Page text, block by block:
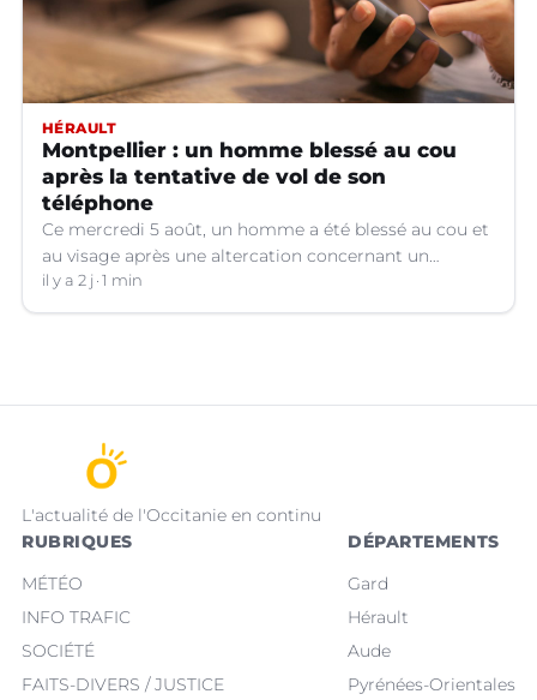
HÉRAULT
Montpellier : un homme blessé au cou
après la tentative de vol de son
téléphone
Ce mercredi 5 août, un homme a été blessé au cou et
au visage après une altercation concernant un
téléphone portable à Montpellier (Hérault).
il y a 2 j 1 min
L'actualité de l'Occitanie en continu
RUBRIQUES
MÉTÉO
INFO TRAFIC
SOCIÉTÉ
FAITS-DIVERS / JUSTICE
DÉPARTEMENTS
Gard
Hérault
Aude
Pyrénées-Orientales